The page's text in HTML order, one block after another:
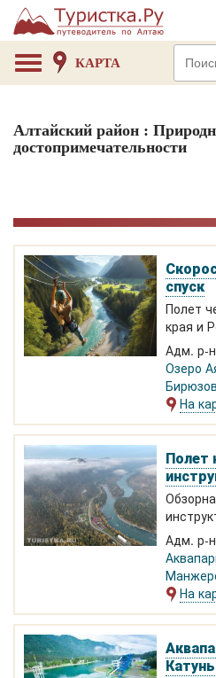
КАРТА
Алтайский район :
достопримечательности
спуск
Полет
края и
рекой
грива»
на
село
Адм. р-
Озеро
На
Полет
Адм. р-
На
Катунь